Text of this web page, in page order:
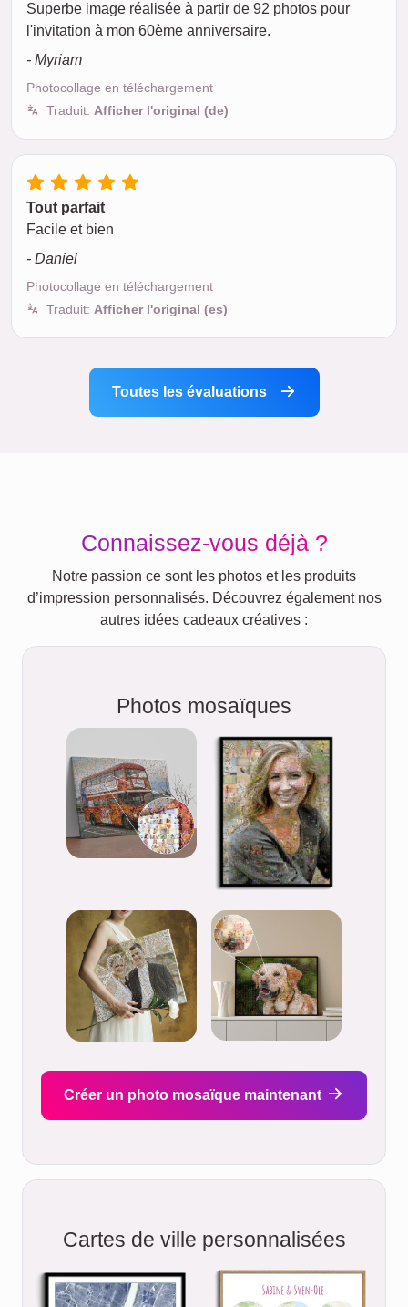
Superbe image réalisée à partir de 92 photos pour
l'invitation à mon 60ème anniversaire.
- Myriam
Photocollage en téléchargement
Traduit: Afficher l'original (de)
Tout parfait
Facile et bien
- Daniel
Photocollage en téléchargement
Traduit: Afficher l'original (es)
Toutes les évaluations
Connaissez-vous déjà ?
Notre passion ce sont les photos et les produits
d’impression personnalisés. Découvrez également nos
autres idées cadeaux créatives :
Photos mosaïques
Créer un photo mosaïque maintenant
Cartes de ville personnalisées